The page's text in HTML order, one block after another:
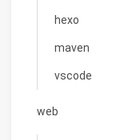
hexo
maven
vscode
web